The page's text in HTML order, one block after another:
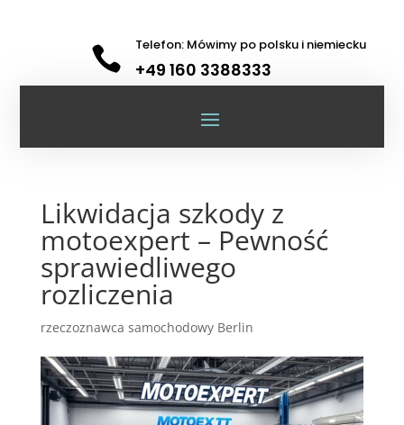
 Telefon: Mówimy po polsku i niemiecku
+49 160 3388333
Likwidacja szkody z
motoexpert – Pewność
sprawiedliwego
rozliczenia
rzeczoznawca samochodowy Berlin